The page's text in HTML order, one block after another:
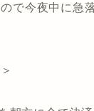
で今夜中に急